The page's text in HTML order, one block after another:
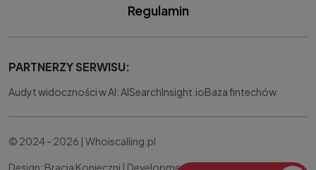
Regulamin
PARTNERZY SERWISU:
Audyt widoczności w AI: AISearchInsight.ioBaza fintechów
© 2024 - 2026 | Whoiscalling.pl
Design: Bracia Konieczni | Development: